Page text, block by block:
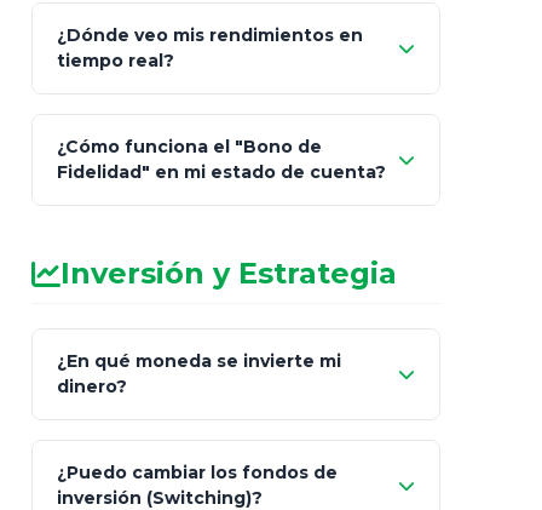
"Link
de Cobro Seguro"
¿Dónde veo mis rendimientos en
tiempo real?
¿Cómo funciona el "Bono de
Fidelidad" en mi estado de cuenta?
Inversión y Estrategia
¿En qué moneda se invierte mi
dinero?
inflación), Dólares o Euros
¿Puedo cambiar los fondos de
inversión (Switching)?